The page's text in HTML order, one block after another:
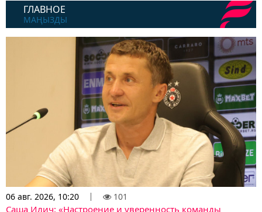
ГЛАВНОЕ
МАҢЫЗДЫ
06 авг. 2026, 10:20 101
Саша Илич: «Настроение и уверенность команды